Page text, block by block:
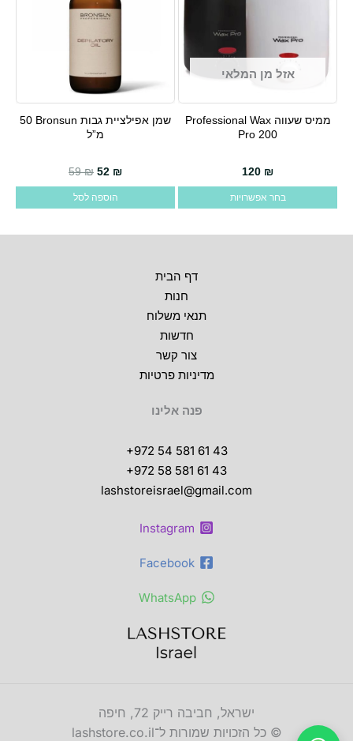
אזל מן המלאי
ממיס שעווה Professional Wax
Pro 200
120 ₪
בחר אפשרויות
למוצר
שמן אפילציית גבות Bronsun ‏50
מ”ל
59₪ 52 ₪ המחיר הנוכחי הוא: 52 ₪.
הוספה לסל
דף הבית
חנות
תנאי משלוח
חדשות
צור קשר
מדיניות פרטיות
פנה אלינו
+972 54 581 61 43
+972 58 581 61 43
lashstoreisrael@gmail.com
Instagram
Facebook
WhatsApp
ישראל, חביבה רייק 72, חיפה
© כל הזכויות שמורות ל־lashstore.co.il